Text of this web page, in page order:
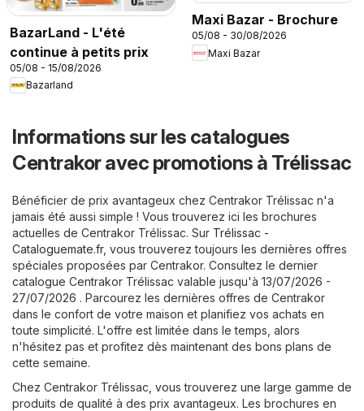
BazarLand - L'été
continue à petits prix
05/08 - 15/08/2026
Bazarland
Maxi Bazar - Brochure
05/08 - 30/08/2026
Maxi Bazar
Informations sur les catalogues
Centrakor avec promotions à Trélissac
Bénéficier de prix avantageux chez Centrakor Trélissac n'a
jamais été aussi simple ! Vous trouverez ici les brochures
actuelles de Centrakor Trélissac. Sur Trélissac -
Cataloguemate.fr, vous trouverez toujours les dernières offres
spéciales proposées par Centrakor. Consultez le dernier
catalogue Centrakor Trélissac valable jusqu'à 13/07/2026 -
27/07/2026 . Parcourez les dernières offres de Centrakor
dans le confort de votre maison et planifiez vos achats en
toute simplicité. L'offre est limitée dans le temps, alors
n'hésitez pas et profitez dès maintenant des bons plans de
cette semaine.
Chez Centrakor Trélissac, vous trouverez une large gamme de
produits de qualité à des prix avantageux. Les brochures en